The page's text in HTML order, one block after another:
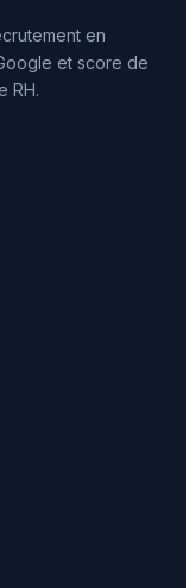
en
et score de
RH.